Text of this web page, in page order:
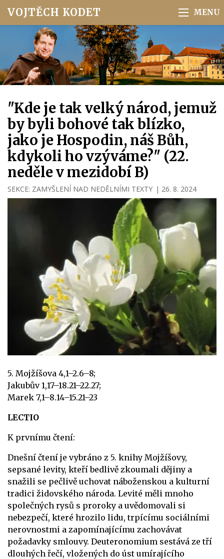
VOJTĚCH KODET
"Kde je tak velký národ, jemuž
by byli bohové tak blízko,
jako je Hospodin, náš Bůh,
kdykoli ho vzýváme?" (22.
neděle v mezidobí B)
SEKCE: ZAMYŠLENÍ NAD NEDĚLNÍMI TEXTY | 26. 8. 2024
5. Mojžíšova 4,1–2.6–8;
Jakubův 1,17–18.21–22.27;
Marek 7,1–8.14–15.21–23
LECTIO
K prvnímu čtení:
Dnešní čtení je vybráno z 5. knihy Mojžíšovy,
sepsané levity, kteří bedlivě zkoumali dějiny a
snažili se pečlivě uchovat náboženskou a kulturní
tradici židovského národa. Levité měli mnoho
společných rysů s proroky a uvědomovali si
nebezpečí, které hrozilo lidu, trpícímu sociálními
nerovnostmi a zapomínajícímu zachovávat
požadavky smlouvy. Deuteronomium sestává ze tří
dlouhých řečí, vložených do úst umírajícího